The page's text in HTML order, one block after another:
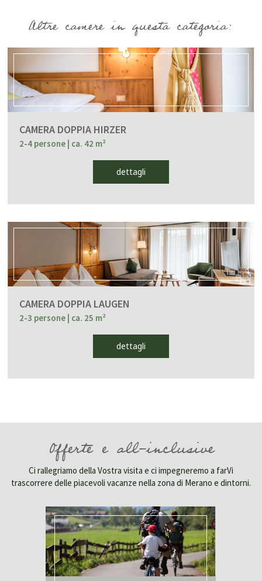
Altre camere in questa categoria:
CAMERA DOPPIA HIRZER
2-4 persone | ca. 42 m²
dettagli
CAMERA DOPPIA LAUGEN
2-3 persone | ca. 25 m²
dettagli
Offerte e all-inclusive
Ci rallegriamo della Vostra visita e ci impegneremo a farVi
trascorrere delle piacevoli vacanze nella zona di Merano e dintorni.